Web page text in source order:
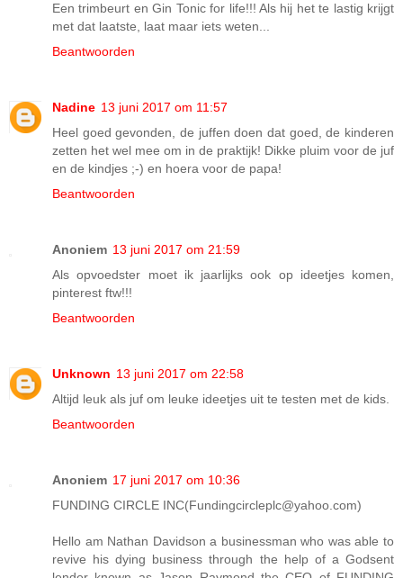
Een trimbeurt en Gin Tonic for life!!! Als hij het te lastig krijgt
met dat laatste, laat maar iets weten...
Beantwoorden
Nadine 13 juni 2017 om 11:57
Heel goed gevonden, de juffen doen dat goed, de kinderen
zetten het wel mee om in de praktijk! Dikke pluim voor de juf
en de kindjes ;-) en hoera voor de papa!
Beantwoorden
Anoniem 13 juni 2017 om 21:59
Als opvoedster moet ik jaarlijks ook op ideetjes komen,
pinterest ftw!!!
Beantwoorden
Unknown 13 juni 2017 om 22:58
Altijd leuk als juf om leuke ideetjes uit te testen met de kids.
Beantwoorden
Anoniem 17 juni 2017 om 10:36
FUNDING CIRCLE INC(Fundingcircleplc@yahoo.com)
Hello am Nathan Davidson a businessman who was able to
revive his dying business through the help of a Godsent